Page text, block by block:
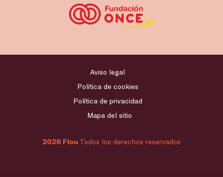
2026 Flou Todos los derechos reservados
Aviso legal
Política de cookies
Política de privacidad
Mapa del sitio